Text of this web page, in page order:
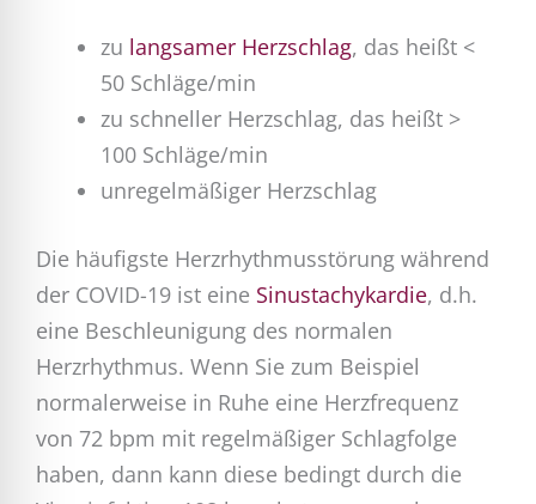
zu langsamer Herzschlag, das heißt <
50 Schläge/min
zu schneller Herzschlag, das heißt >
100 Schläge/min
unregelmäßiger Herzschlag
Die häufigste Herzrhythmusstörung während
der COVID-19 ist eine Sinustachykardie, d.h.
eine Beschleunigung des normalen
Herzrhythmus. Wenn Sie zum Beispiel
normalerweise in Ruhe eine Herzfrequenz
von 72 bpm mit regelmäßiger Schlagfolge
haben, dann kann diese bedingt durch die